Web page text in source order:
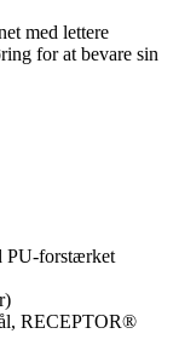
med lettere
for at bevare sin
PU-forstærket
RECEPTOR®